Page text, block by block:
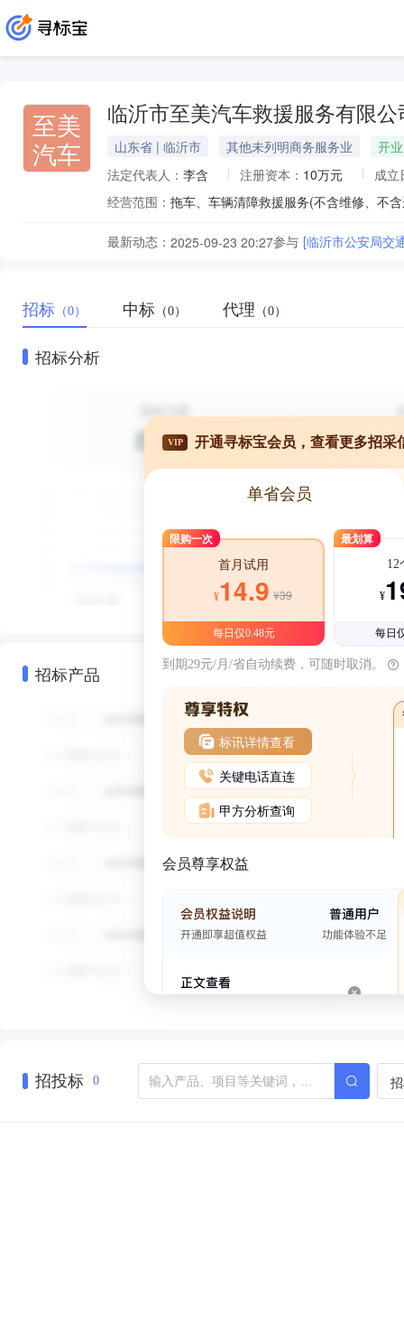
至美
汽车
临沂市至美汽车救援服务有限公
山东省 | 临沂市 其他未列明商务服务业
开业
法定代表人： 李含 注册资本： 10万元
成立
经营范围： 拖车、车辆清障救援服务(不含维修、不
最新动态： 2025-09-23 20:27参与 [临沂市公安局交
招标 （0） 中标 （0） 代理 （0）
招标分析
招标产品
VIP 开通寻标宝会员，查看更多招采
单省会员
限购一次
首月试用
¥14.9 ¥39
每日仅0.48元
最划算
12
¥
每日
到期29元/月/省自动续费，可随时取消。
标讯详情查看
关键电话直连
甲方分析查询
会员尊享权益
招投标 0